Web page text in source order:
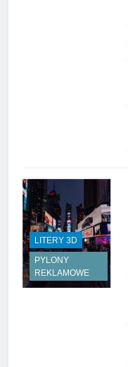
LITERY 3D
PYLONY
REKLAMOWE